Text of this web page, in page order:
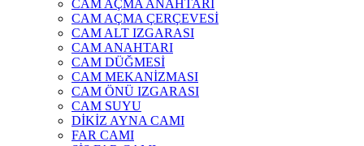
CAM AÇMA ANAHTARI
CAM AÇMA ÇERÇEVESİ
CAM ALT IZGARASI
CAM ANAHTARI
CAM DÜĞMESİ
CAM MEKANİZMASI
CAM ÖNÜ IZGARASI
CAM SUYU
DİKİZ AYNA CAMI
FAR CAMI